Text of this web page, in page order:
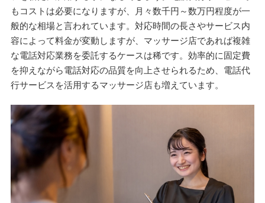
もコストは必要になりますが、月々数千円～数万円程度が一
般的な相場と言われています。対応時間の長さやサービス内
容によって料金が変動しますが、マッサージ店であれば複雑
な電話対応業務を委託するケースは稀です。効率的に固定費
を抑えながら電話対応の品質を向上させられるため、電話代
行サービスを活用するマッサージ店も増えています。